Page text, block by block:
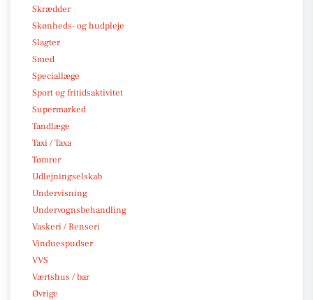
Skrædder
Skønheds- og hudpleje
Slagter
Smed
Speciallæge
Sport og fritidsaktivitet
Supermarked
Tandlæge
Taxi / Taxa
Tømrer
Udlejningselskab
Undervisning
Undervognsbehandling
Vaskeri / Renseri
Vinduespudser
VVS
Værtshus / bar
Øvrige